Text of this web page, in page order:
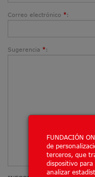
FUNDACIÓN
de
terceros, que
dispositivo
analizar
Correo electrónico *:
Sugerencia *: